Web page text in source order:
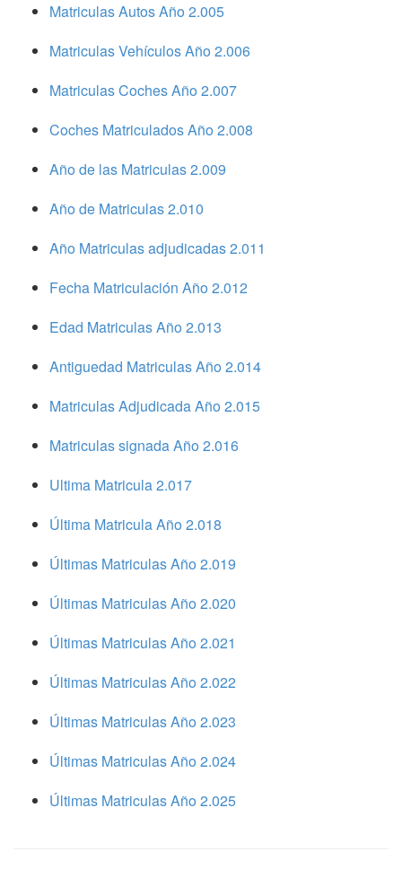
Matriculas Autos Año 2.005
Matriculas Vehículos Año 2.006
Matriculas Coches Año 2.007
Coches Matriculados Año 2.008
Año de las Matriculas 2.009
Año de Matriculas 2.010
Año Matriculas adjudicadas 2.011
Fecha Matriculación Año 2.012
Edad Matriculas Año 2.013
Antiguedad Matriculas Año 2.014
Matriculas Adjudicada Año 2.015
Matriculas signada Año 2.016
Ultima Matricula 2.017
Última Matricula Año 2.018
Últimas Matriculas Año 2.019
Últimas Matriculas Año 2.020
Últimas Matriculas Año 2.021
Últimas Matriculas Año 2.022
Últimas Matriculas Año 2.023
Últimas Matriculas Año 2.024
Últimas Matriculas Año 2.025